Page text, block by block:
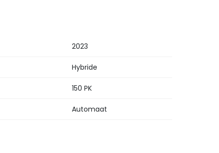
2023
Hybride
150 PK
Automaat